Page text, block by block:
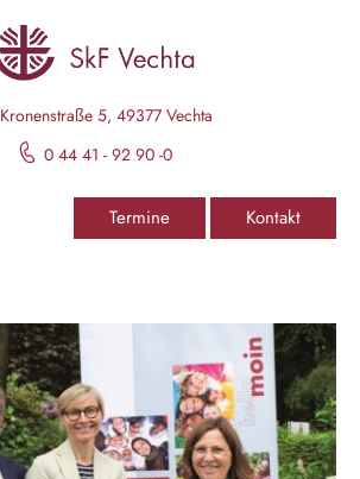
Kronenstraße 5, 49377 Vechta
0 44 41 - 92 90 -0
Termine Kontakt